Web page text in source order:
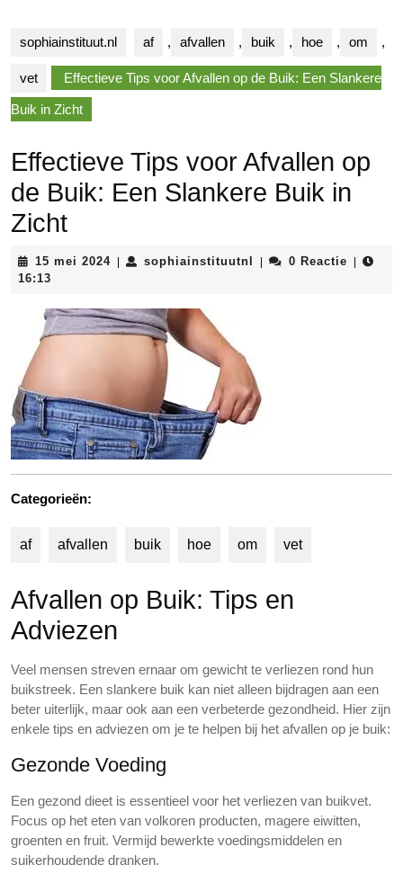
sophiainstituut.nl af , afvallen , buik , hoe , om ,
vet Effectieve Tips voor Afvallen op de Buik: Een Slankere
Buik in Zicht
Effectieve Tips voor Afvallen op
de Buik: Een Slankere Buik in
Zicht
15 mei 202415
sophiainstituutnl sophiainstituutnl
0 Reactie
16:13
Categorieën:
af afvallen buik hoe om vet
Afvallen op Buik: Tips en
Adviezen
Veel mensen streven ernaar om gewicht te verliezen rond hun
buikstreek. Een slankere buik kan niet alleen bijdragen aan een
beter uiterlijk, maar ook aan een verbeterde gezondheid. Hier zijn
enkele tips en adviezen om je te helpen bij het afvallen op je buik:
Gezonde Voeding
Een gezond dieet is essentieel voor het verliezen van buikvet.
Focus op het eten van volkoren producten, magere eiwitten,
groenten en fruit. Vermijd bewerkte voedingsmiddelen en
suikerhoudende dranken.